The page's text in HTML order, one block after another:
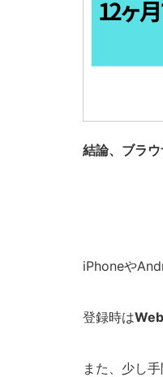
結論、ブラ
iPhoneや
登録時は
また、少し